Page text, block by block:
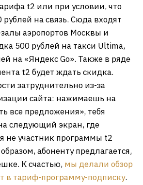
t2 или при условии, что
на связь. Сюда входят
залы аэропортов Москвы и
500 рублей на такси Ultima,
на «Яндекс Go». Также в ряде
t2 будет ждать скидка.
затруднительно из-за
сайта: нажимаешь на
все предложения», тебя
следующий экран, где
не участник программы t2
абоненту предлагается,
К счастью, мы делали обзор
в тариф-программу-подписку.